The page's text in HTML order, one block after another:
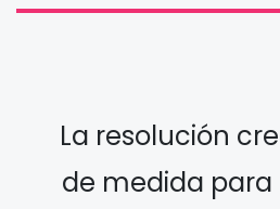
La resolución
de medida para